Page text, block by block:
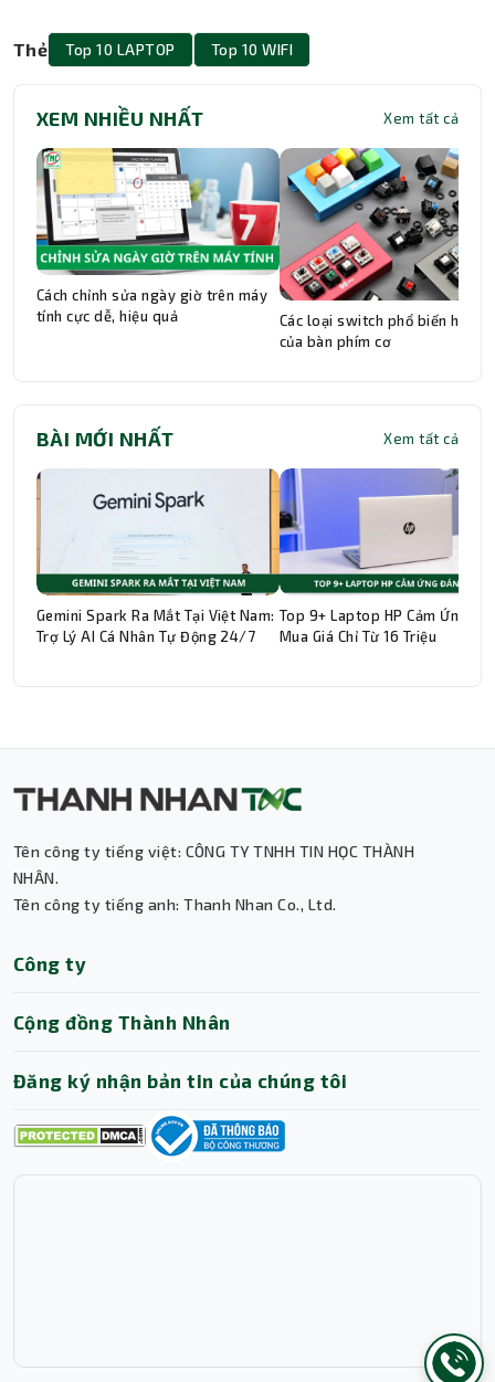
Thẻ Top 10 LAPTOP Top 10 WIFI
XEM NHIỀU NHẤT Xem tất cả
Cách chỉnh sửa ngày giờ trên máy
tính cực dễ, hiệu quả
Các loại switch phổ biến hiện
của bàn phím cơ
BÀI MỚI NHẤT Xem tất cả
Gemini Spark Ra Mắt Tại Việt Nam:
Trợ Lý AI Cá Nhân Tự Động 24/7
Top 9+ Laptop HP Cảm Ứng
Mua Giá Chỉ Từ 16 Triệu
Tên công ty tiếng việt: CÔNG TY TNHH TIN HỌC THÀNH
NHÂN.
Tên công ty tiếng anh: Thanh Nhan Co., Ltd.
Công ty
Cộng đồng Thành Nhân
Đăng ký nhận bản tin của chúng tôi
Trợ lý AI • Phản hồi tức thì